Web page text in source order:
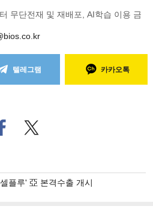
무단전재 및 재배포, AI학습 이용 금
텔레그램 카카오톡
이
트위
터로
플루' 亞 본격수출 개시